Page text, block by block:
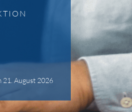
21. August 2026